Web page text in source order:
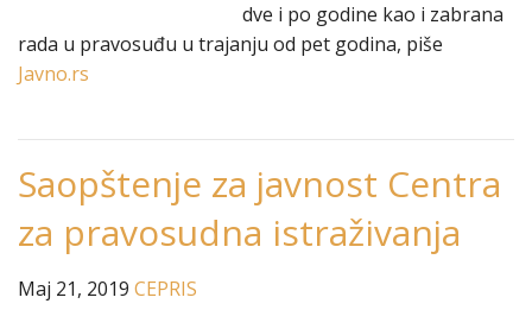
dve i po godine kao i zabrana
rada u pravosuđu u trajanju od pet godina, piše
Javno.rs
Saopštenje za javnost Centra
za pravosudna istraživanja
Maj 21, 2019 CEPRIS